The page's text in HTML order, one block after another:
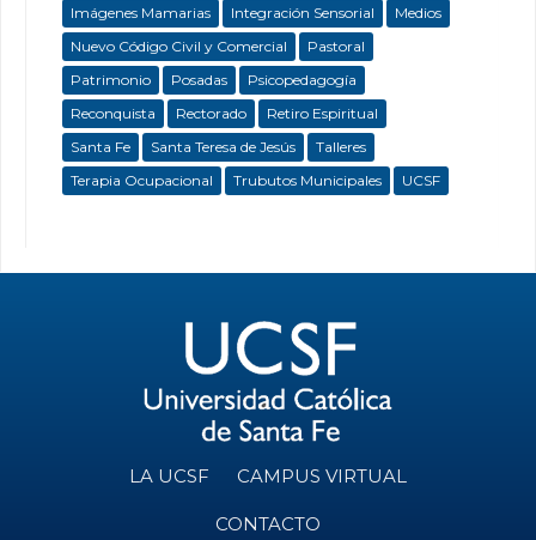
Imágenes Mamarias
Integración Sensorial
Medios
Nuevo Código Civil y Comercial
Pastoral
Patrimonio
Posadas
Psicopedagogía
Reconquista
Rectorado
Retiro Espiritual
Santa Fe
Santa Teresa de Jesús
Talleres
Terapia Ocupacional
Trubutos Municipales UCSF
LA UCSF CAMPUS VIRTUAL
CONTACTO